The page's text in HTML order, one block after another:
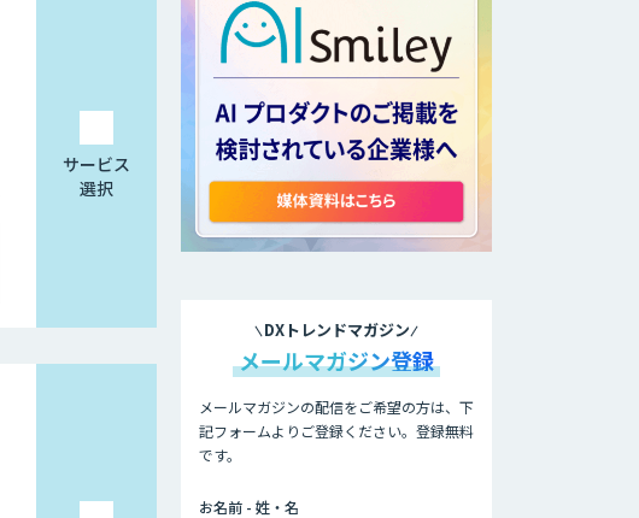
サービス
選択
DXトレンドマガジン
メールマガジン登録
メールマガジンの配信をご希望の方は、下
記フォームよりご登録ください。登録無料
です。
お名前 - 姓・名